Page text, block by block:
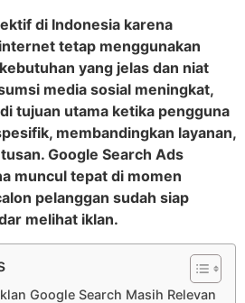
di Indonesia karena
tetap menggunakan
yang jelas dan niat
media sosial meningkat,
tujuan utama ketika pengguna
membandingkan layanan,
Google Search Ads
muncul tepat di momen
pelanggan sudah siap
melihat iklan.
Google Search Masih Relevan